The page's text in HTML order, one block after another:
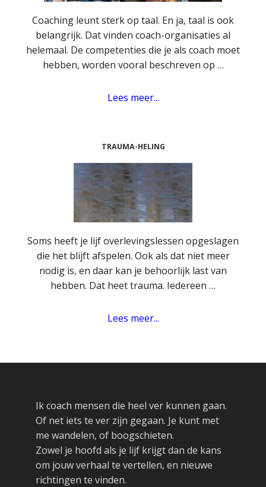
Coaching leunt sterk op taal. En ja, taal is ook
belangrijk. Dat vinden coach-organisaties al
helemaal. De competenties die je als coach moet
hebben, worden vooral beschreven op …
Lees meer...
TRAUMA-HELING
Soms heeft je lijf overlevingslessen opgeslagen
die het blijft afspelen. Ook als dat niet meer
nodig is, en daar kan je behoorlijk last van
hebben. Dat heet trauma. Iedereen …
Lees meer...
Ik coach mensen die heel ver kunnen gaan.
Of net iets te ver zijn gegaan. Je kunt met
me wandelen, of boogschieten.
Zowel je hoofd als je lijf krijgt dan de kans
om jouw verhaal te vertellen, en nieuwe
richtingen te vinden.